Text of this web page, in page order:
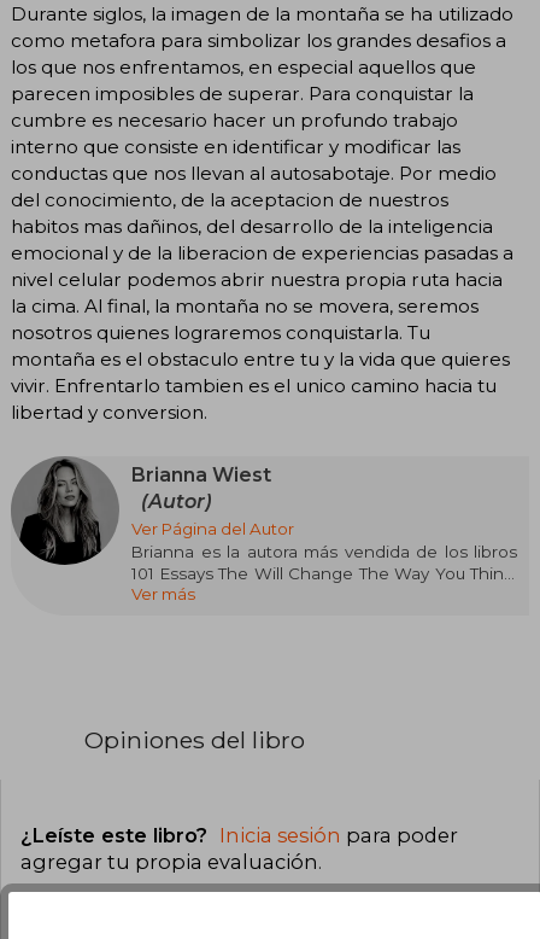
Durante siglos, la imagen de la montaña se ha utilizado
como metafora para simbolizar los grandes desafios a
los que nos enfrentamos, en especial aquellos que
parecen imposibles de superar. Para conquistar la
cumbre es necesario hacer un profundo trabajo
interno que consiste en identificar y modificar las
conductas que nos llevan al autosabotaje. Por medio
del conocimiento, de la aceptacion de nuestros
habitos mas dañinos, del desarrollo de la inteligencia
emocional y de la liberacion de experiencias pasadas a
nivel celular podemos abrir nuestra propia ruta hacia
la cima. Al final, la montaña no se movera, seremos
nosotros quienes lograremos conquistarla. Tu
montaña es el obstaculo entre tu y la vida que quieres
vivir. Enfrentarlo tambien es el unico camino hacia tu
libertad y conversion.
Brianna Wiest
(Autor)
Ver Página del Autor
Brianna es la autora más vendida de los libros
101 Essays The Will Change The Way You Think,
The Mountain Is You, The Pivot Year y más. Sus
College.
Ver más
Opiniones del libro
¿Leíste este libro? Inicia sesión para poder
agregar tu propia evaluación.